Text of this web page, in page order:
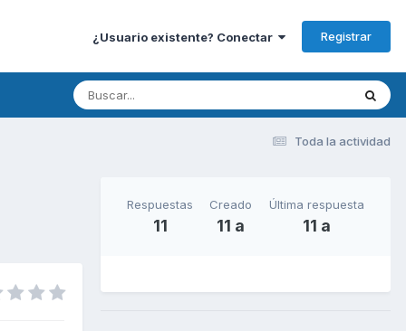
¿Usuario existente? Conectar Registrar
Toda la actividad
Respuestas
11
Creado
11 a
Última respuesta
11 a